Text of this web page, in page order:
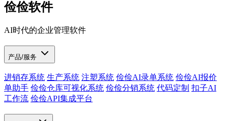
俭俭软件
AI时代的企业管理软件
产品/服务
进销存系统 生产系统 注塑系统 俭俭AI录单系统 俭俭AI报价
单助手 俭俭仓库可视化系统 俭俭分销系统 代码定制 扣子AI
工作流 俭俭API集成平台